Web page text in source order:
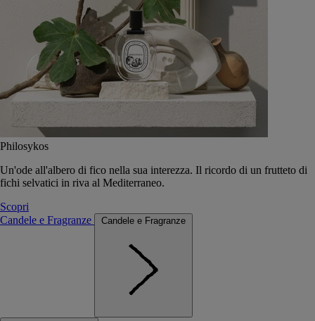
Philosykos
Un'ode all'albero di fico nella sua interezza. Il ricordo di un frutteto di
fichi selvatici in riva al Mediterraneo.
Scopri
Candele e Fragranze
Candele e Fragranze